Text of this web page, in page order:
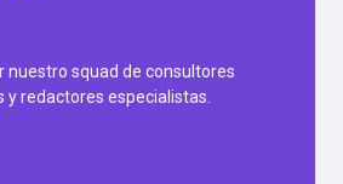
nuestro squad de consultores
y redactores especialistas.